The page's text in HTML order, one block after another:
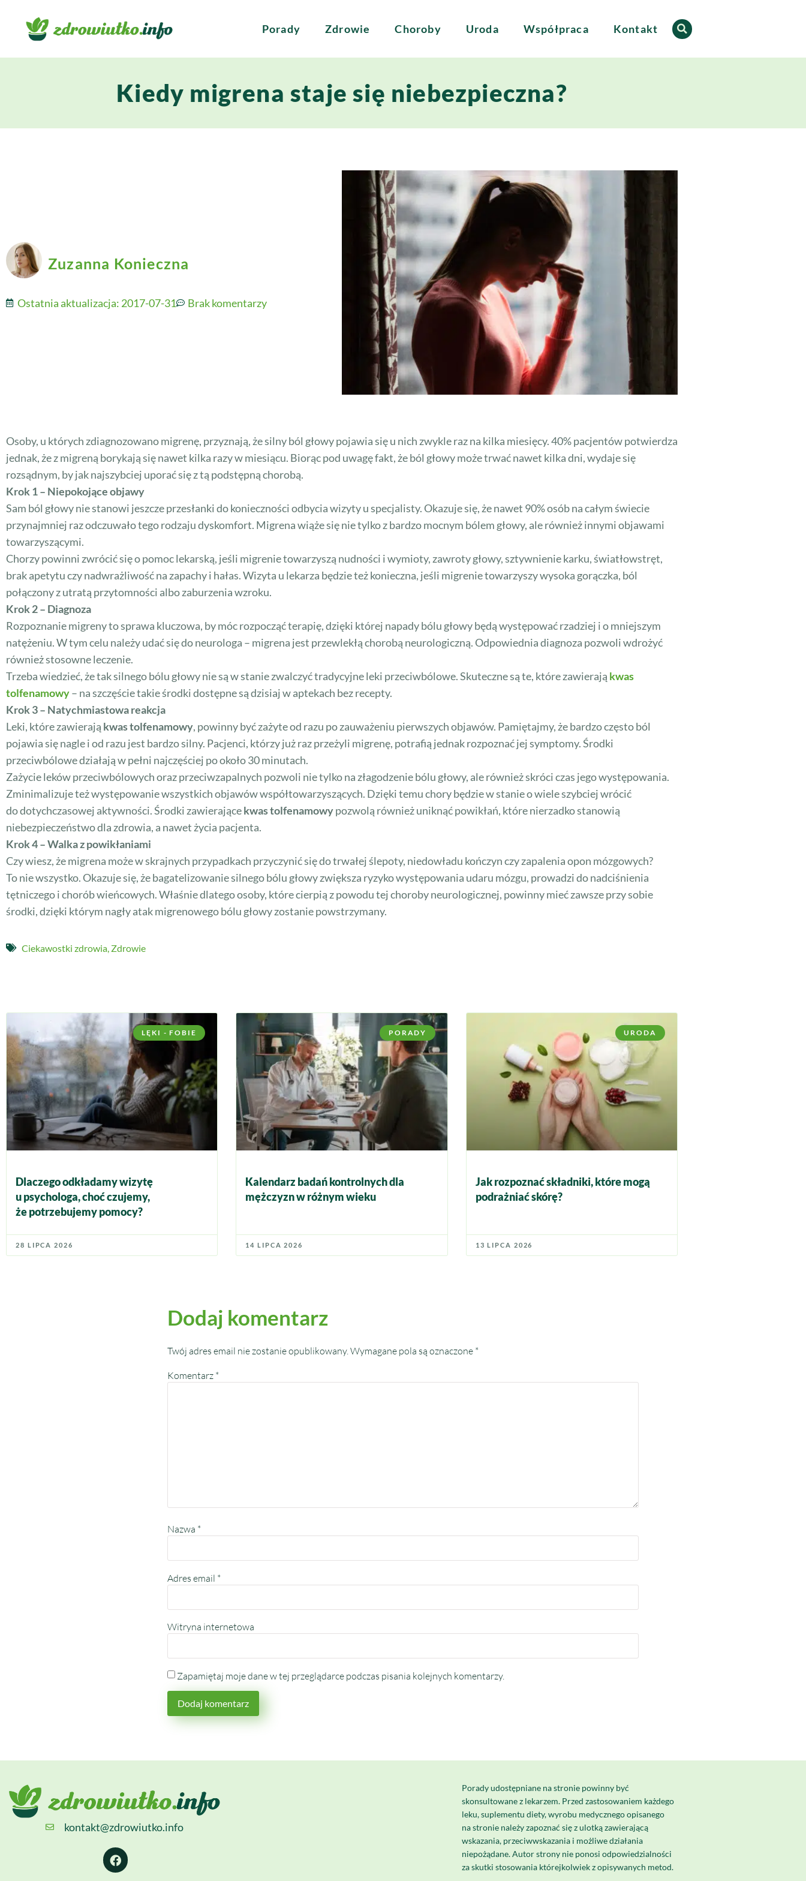
Porady Zdrowie Choroby Uroda Współpraca Kontakt
Kiedy migrena staje się niebezpieczna?
Zuzanna Konieczna
Ostatnia aktualizacja: 2017-07-31 Brak komentarzy
Osoby, u których zdiagnozowano migrenę, przyznają, że silny ból głowy pojawia się u nich zwykle raz na kilka miesięcy. 40% pacjentów potwierdza
jednak, że z migreną borykają się nawet kilka razy w miesiącu. Biorąc pod uwagę fakt, że ból głowy może trwać nawet kilka dni, wydaje się
rozsądnym, by jak najszybciej uporać się z tą podstępną chorobą.
Krok 1 – Niepokojące objawy
Sam ból głowy nie stanowi jeszcze przesłanki do konieczności odbycia wizyty u specjalisty. Okazuje się, że nawet 90% osób na całym świecie
przynajmniej raz odczuwało tego rodzaju dyskomfort. Migrena wiąże się nie tylko z bardzo mocnym bólem głowy, ale również innymi objawami
towarzyszącymi.
Chorzy powinni zwrócić się o pomoc lekarską, jeśli migrenie towarzyszą nudności i wymioty, zawroty głowy, sztywnienie karku, światłowstręt,
brak apetytu czy nadwrażliwość na zapachy i hałas. Wizyta u lekarza będzie też konieczna, jeśli migrenie towarzyszy wysoka gorączka, ból
połączony z utratą przytomności albo zaburzenia wzroku.
Krok 2 – Diagnoza
Rozpoznanie migreny to sprawa kluczowa, by móc rozpocząć terapię, dzięki której napady bólu głowy będą występować rzadziej i o mniejszym
natężeniu. W tym celu należy udać się do neurologa – migrena jest przewlekłą chorobą neurologiczną. Odpowiednia diagnoza pozwoli wdrożyć
również stosowne leczenie.
Trzeba wiedzieć, że tak silnego bólu głowy nie są w stanie zwalczyć tradycyjne leki przeciwbólowe. Skuteczne są te, które zawierają kwas
tolfenamowy– na szczęście takie środki dostępne są dzisiaj w aptekach bez recepty.
Krok 3 – Natychmiastowa reakcja
Leki, które zawierają kwas tolfenamowy, powinny być zażyte od razu po zauważeniu pierwszych objawów. Pamiętajmy, że bardzo często ból
pojawia się nagle i od razu jest bardzo silny. Pacjenci, którzy już raz przeżyli migrenę, potrafią jednak rozpoznać jej symptomy. Środki
przeciwbólowe działają w pełni najczęściej po około 30 minutach.
Zażycie leków przeciwbólowych oraz przeciwzapalnych pozwoli nie tylko na złagodzenie bólu głowy, ale również skróci czas jego występowania.
Zminimalizuje też występowanie wszystkich objawów współtowarzyszących. Dzięki temu chory będzie w stanie o wiele szybciej wrócić
do dotychczasowej aktywności. Środki zawierającekwas tolfenamowypozwolą również uniknąć powikłań, które nierzadko stanowią
niebezpieczeństwo dla zdrowia, a nawet życia pacjenta.
Krok 4 – Walka z powikłaniami
Czy wiesz, że migrena może w skrajnych przypadkach przyczynić się do trwałej ślepoty, niedowładu kończyn czy zapalenia opon mózgowych?
To nie wszystko. Okazuje się, że bagatelizowanie silnego bólu głowy zwiększa ryzyko występowania udaru mózgu, prowadzi do nadciśnienia
tętniczego i chorób wieńcowych. Właśnie dlatego osoby, które cierpią z powodu tej choroby neurologicznej, powinny mieć zawsze przy sobie
środki, dzięki którym nagły atak migrenowego bólu głowy zostanie powstrzymany.
Ciekawostki zdrowia Zdrowie
LĘKI - FOBIE
Dlaczego odkładamy wizytę
u psychologa, choć czujemy,
że potrzebujemy pomocy?
28 LIPCA 2026
PORADY
Kalendarz badań kontrolnych dla
mężczyzn w różnym wieku
14 LIPCA 2026
URODA
Jak rozpoznać składniki, które mogą
podrażniać skórę?
13 LIPCA 2026
Dodaj komentarz
Twój adres email nie zostanie opublikowany. Wymagane pola są oznaczone *
Komentarz *
Nazwa *
Adres email *
Witryna internetowa
Zapamiętaj moje dane w tej przeglądarce podczas pisania kolejnych komentarzy.
kontakt@zdrowiutko.info
Porady udostępniane na stronie powinny być
skonsultowane z lekarzem. Przed zastosowaniem każdego
leku, suplementu diety, wyrobu medycznego opisanego
na stronie należy zapoznać się z ulotką zawierającą
wskazania, przeciwwskazania i możliwe działania
niepożądane. Autor strony nie ponosi odpowiedzialności
za skutki stosowania którejkolwiek z opisywanych metod.